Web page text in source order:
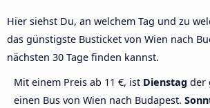
Hier siehst Du, an welchem Tag und zu
das günstigste Busticket von Wien nach
nächsten 30 Tage finden kannst.
Mit einem Preis ab 11 €, ist Dienstag der
einen Bus von Wien nach Budapest.